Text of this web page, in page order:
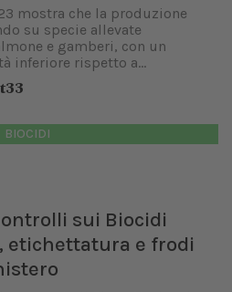
mostra che la produzione
su specie allevate
e gamberi, con un
inferiore rispetto a...
BIOCIDI
sui Biocidi
etichettatura e frodi